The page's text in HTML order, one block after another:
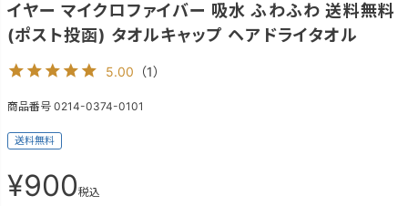
イヤー マイクロファイバー 吸水 ふわふわ 送料無料
(ポスト投函) タオルキャップ ヘアドライタオル
5.00 （1）
商品番号 0214-0374-0101
送料無料
¥900税込